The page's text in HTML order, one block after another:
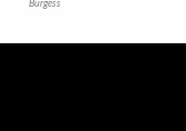
Burgess